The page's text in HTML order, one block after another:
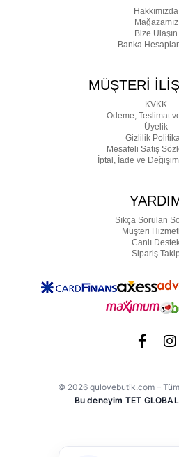
Hakkımızda
Mağazamız
Bize Ulaşın
Banka
MÜŞTERİ
KVKK
Ödeme, Teslimat
Üyelik
Gizlilik
Mesafeli Satış
İptal, İade ve
Sıkça Sorulan
Müşteri
Canlı
Sipariş Takip
© 2026 qulovebutik.com – Tüm
Bu deneyim TET